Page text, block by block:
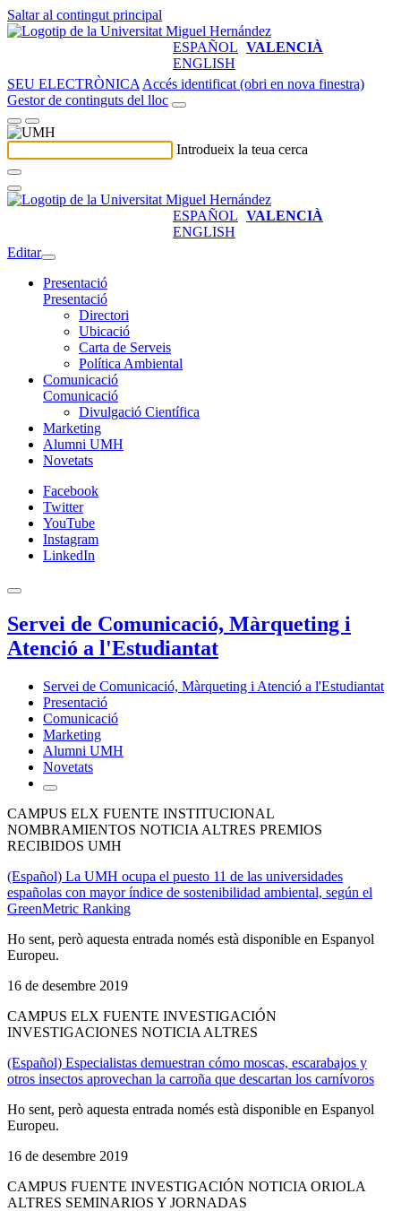
Saltar al contingut principal
ESPAÑOL VALENCIÀ
ENGLISH
SEU ELECTRÒNICA Accés identificat (obri en nova finestra)
Gestor de continguts del lloc
Introdueix la teua cerca
ESPAÑOL VALENCIÀ
ENGLISH
Editar
Presentació
Presentació
Directori
Ubicació
Carta de Serveis
Política Ambiental
Comunicació
Comunicació
Divulgació Científica
Marketing
Alumni UMH
Novetats
Facebook
Twitter
YouTube
Instagram
LinkedIn
Servei de Comunicació, Màrqueting i
Atenció a l'Estudiantat
Servei de Comunicació, Màrqueting i Atenció a l'Estudiantat
Presentació
Comunicació
Marketing
Alumni UMH
Novetats
CAMPUS ELX FUENTE INSTITUCIONAL
NOMBRAMIENTOS NOTICIA ALTRES PREMIOS
RECIBIDOS UMH
(Español) La UMH ocupa el puesto 11 de las universidades
españolas con mayor índice de sostenibilidad ambiental, según el
GreenMetric Ranking
Ho sent, però aquesta entrada només està disponible en Espanyol
Europeu.
16 de desembre 2019
CAMPUS ELX FUENTE INVESTIGACIÓN
INVESTIGACIONES NOTICIA ALTRES
(Español) Especialistas demuestran cómo moscas, escarabajos y
otros insectos aprovechan la carroña que descartan los carnívoros
Ho sent, però aquesta entrada només està disponible en Espanyol
Europeu.
16 de desembre 2019
CAMPUS FUENTE INVESTIGACIÓN NOTICIA ORIOLA
ALTRES SEMINARIOS Y JORNADAS